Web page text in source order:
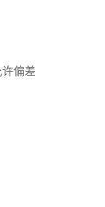
许偏差